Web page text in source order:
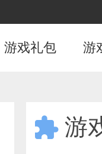
游戏礼包 游
 游